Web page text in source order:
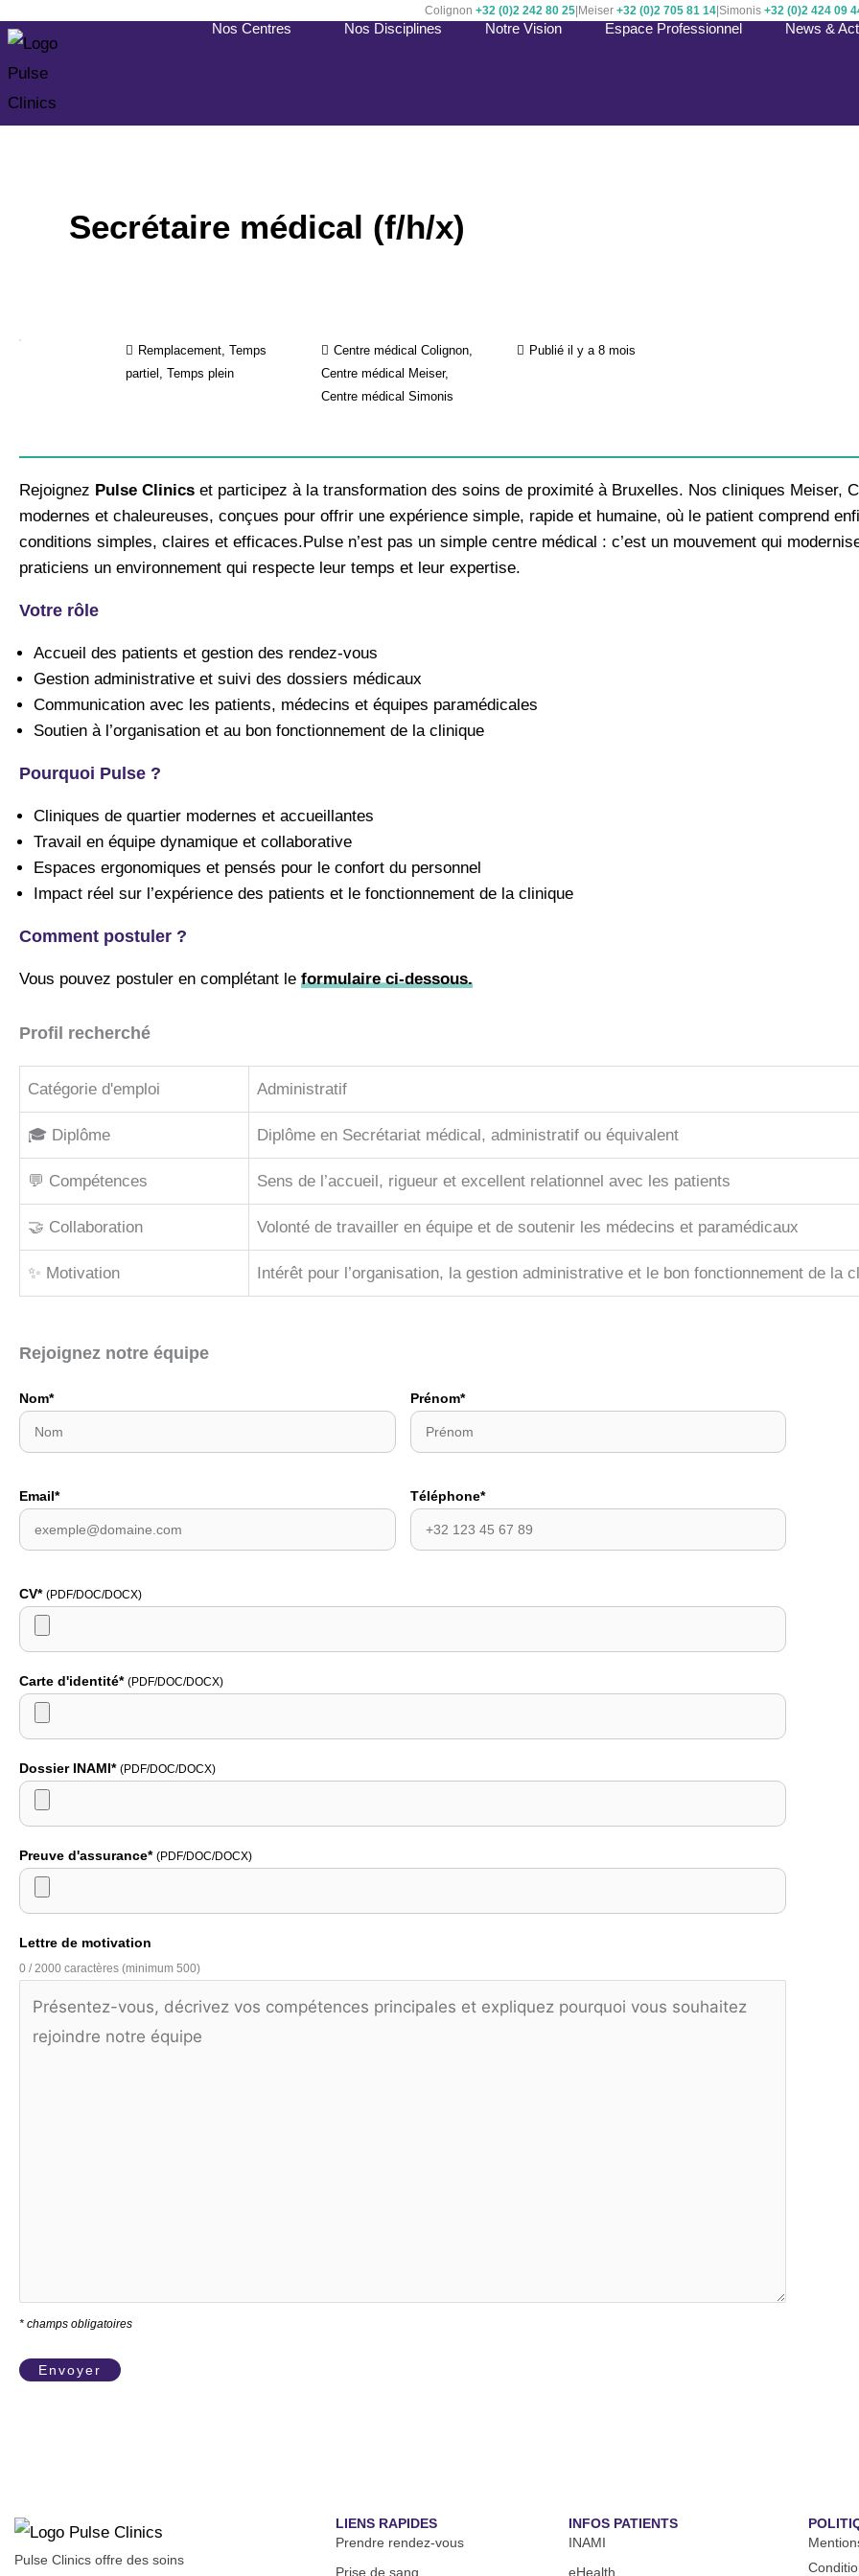
to
content
Colignon +32 (0)2 242 80 25 Meiser +32 (0)2 705 81 14 Simonis +32 (0)2 424 09
Nos Centres Nos Disciplines Notre Vision Espace Professionnel News &
Secrétaire médical (f/h/x)
Remplacement, Temps
partiel, Temps plein
Centre médical Colignon,
Centre médical Meiser,
Centre médical Simonis
Publié il y a 8 mois
Rejoignez Pulse Clinics et participez à la transformation des soins de proximité à Bruxelles. Nos cliniques Meiser,
modernes et chaleureuses, conçues pour offrir une expérience simple, rapide et humaine, où le patient comprend
conditions simples, claires et efficaces.​ Pulse n’est pas un simple centre médical : c’est un mouvement qui
praticiens un environnement qui respecte leur temps et leur expertise.​
Votre rôle
Accueil des patients et gestion des rendez-vous
Gestion administrative et suivi des dossiers médicaux
Communication avec les patients, médecins et équipes paramédicales
Soutien à l’organisation et au bon fonctionnement de la clinique
Pourquoi Pulse ?
Cliniques de quartier modernes et accueillantes
Travail en équipe dynamique et collaborative
Espaces ergonomiques et pensés pour le confort du personnel
Impact réel sur l’expérience des patients et le fonctionnement de la clinique
Comment postuler ?
Vous pouvez postuler en complétant le formulaire ci-dessous.
Profil recherché
Catégorie d'emploi Administratif
🎓 Diplôme Diplôme en Secrétariat médical, administratif ou équivalent
💬 Compétences Sens de l’accueil, rigueur et excellent relationnel avec les patients
🤝 Collaboration Volonté de travailler en équipe et de soutenir les médecins et paramédicaux
✨ Motivation Intérêt pour l’organisation, la gestion administrative et le bon fonctionnement de la
Rejoignez notre équipe
Nom* Prénom*
Email* Téléphone*
CV* (PDF/DOC/DOCX)
Carte d'identité* (PDF/DOC/DOCX)
Dossier INAMI* (PDF/DOC/DOCX)
Preuve d'assurance* (PDF/DOC/DOCX)
Lettre de motivation
0 / 2000 caractères (minimum 500)
* champs obligatoires
Pulse Clinics offre des soins
LIENS RAPIDES
Prendre rendez-vous
Prise de sang
INFOS PATIENTS
INAMI
eHealth